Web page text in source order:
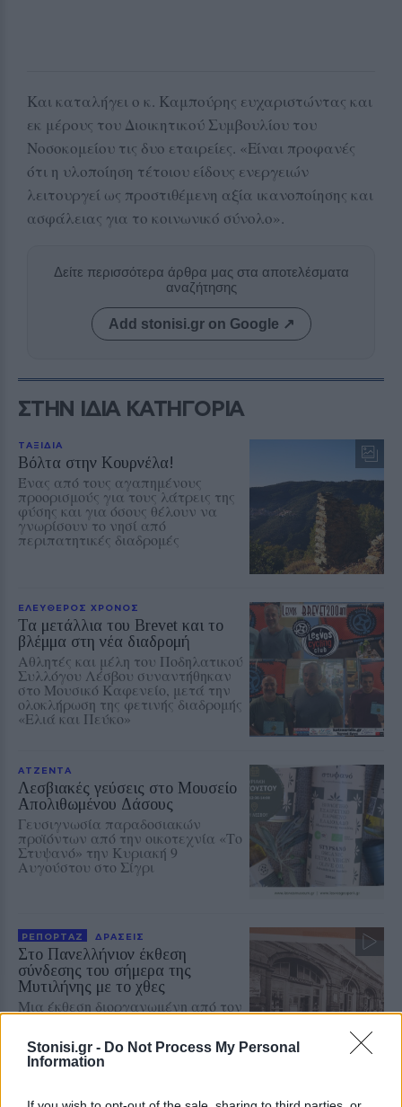
Stonisi.gr - Do Not Process My Personal
Information
Και καταλήγει ο κ. Καμπούρης ευχαριστώντας και
εκ μέρους του Διοικητικού Συμβουλίου του
Νοσοκομείου τις δυο εταιρείες. «Είναι προφανές
ότι η υλοποίηση τέτοιου είδους ενεργειών
λειτουργεί ως προστιθέμενη αξία ικανοποίησης και
ασφάλειας για το κοινωνικό σύνολο».
Δείτε περισσότερα άρθρα μας στα αποτελέσματα
αναζήτησης
Add stonisi.gr on Google ↗
ΣΤΗΝ ΙΔΙΑ ΚΑΤΗΓΟΡΙΑ
ΤΑΞΙΔΙΑ
Βόλτα στην Κουρνέλα!
Ένας από τους αγαπημένους
προορισμούς για τους λάτρεις της
φύσης και για όσους θέλουν να
γνωρίσουν το νησί από
περιπατητικές διαδρομές
ΕΛΕΥΘΕΡΟΣ ΧΡΟΝΟΣ
Τα μετάλλια του Brevet και το
βλέμμα στη νέα διαδρομή
Αθλητές και μέλη του Ποδηλατικού
Συλλόγου Λέσβου συναντήθηκαν
στο Μουσικό Καφενείο, μετά την
ολοκλήρωση της φετινής διαδρομής
«Ελιά και Πεύκο»
ΑΤΖΕΝΤΑ
Λεσβιακές γεύσεις στο Μουσείο
Απολιθωμένου Δάσους
Γευσιγνωσία παραδοσιακών
προϊόντων από την οικοτεχνία «Το
Στυψανό» την Κυριακή 9
Αυγούστου στο Σίγρι
ΡΕΠΟΡΤΑΖ ΔΡΑΣΕΙΣ
Στο Πανελλήνιον έκθεση
σύνδεσης του σήμερα της
Μυτιλήνης με το χθες
Μια έκθεση διοργανωμένη από τον
Εμπορικό Σύλλογο Μυτιλήνης
ΡΕΠΟΡΤΑΖ